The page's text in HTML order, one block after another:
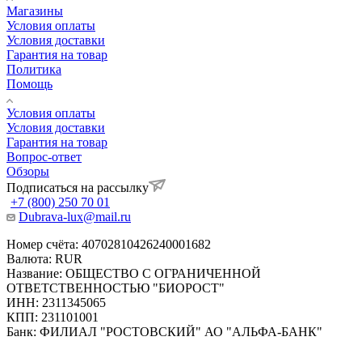
Магазины
Условия оплаты
Условия доставки
Гарантия на товар
Политика
Помощь
Условия оплаты
Условия доставки
Гарантия на товар
Вопрос-ответ
Обзоры
Подписаться на рассылку
+7 (800) 250 70 01
Dubrava-lux@mail.ru
Номер счёта: 40702810426240001682
Валюта: RUR
Название: ОБЩЕСТВО С ОГРАНИЧЕННОЙ
ОТВЕТСТВЕННОСТЬЮ "БИОРОСТ"
ИНН: 2311345065
КПП: 231101001
Банк: ФИЛИАЛ "РОСТОВСКИЙ" АО "АЛЬФА-БАНК"